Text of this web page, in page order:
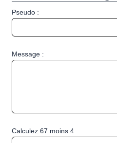
Pseudo :
Message :
Calculez 67 moins 4